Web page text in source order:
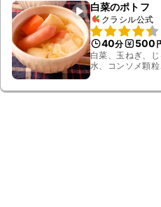
白菜のポトフ
クラシル公式
40分 500
白菜、玉ねぎ、
水、コンソメ顆